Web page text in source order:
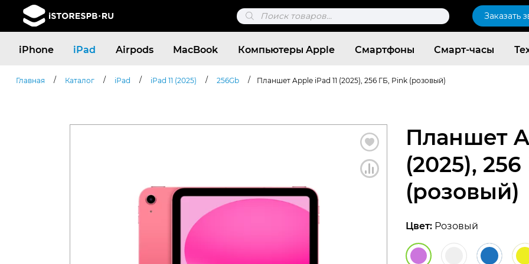
Поиск
товаров
Заказать
iPhone iPad Airpods MacBook Компьютеры Apple Смартфоны Смарт-часы
Поиск
товаров
Главная / Каталог / iPad / iPad 11 (2025) / 256Gb / Планшет Apple iPad 11 (2025), 256 ГБ, Pink (розовый)
Планшет
(2025),
(розовый)
Цвет: Розовый
политикой конфиденциальности